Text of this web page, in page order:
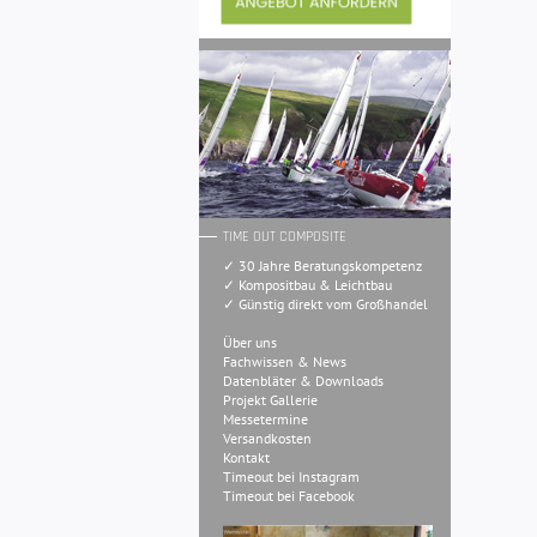
TIME OUT COMPOSITE
✓ 30 Jahre Beratungskompetenz
✓ Kompositbau & Leichtbau
✓ Günstig direkt vom Großhandel
Über uns
Fachwissen & News
Datenbläter & Downloads
Projekt Gallerie
Messetermine
Versandkosten
Kontakt
Timeout bei Instagram
Timeout bei Facebook